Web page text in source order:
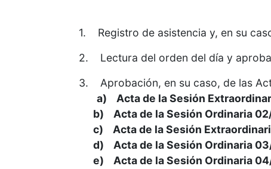
1. Registro de asistencia y, en su
2. Lectura del orden del día y
3. Aprobación, en su caso, de las
a) Acta de la Sesión
b) Acta de la Sesión Ordinaria 02/
c) Acta de la Sesión
d) Acta de la Sesión Ordinaria 03/
e) Acta de la Sesión Ordinaria 04/